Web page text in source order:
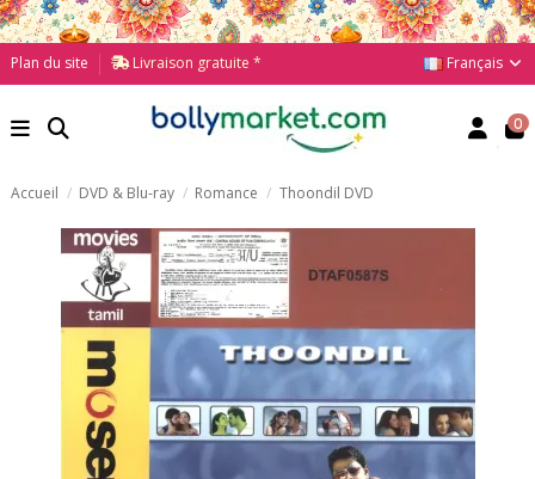
Plan du site Livraison gratuite * Français
0
Accueil DVD & Blu-ray Romance Thoondil DVD